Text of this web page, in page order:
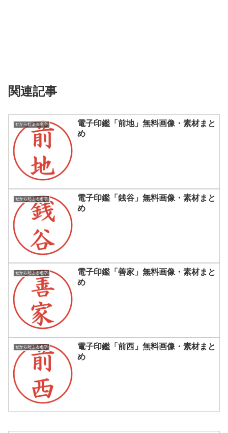
関連記事
ぜから始まる名字
電子印鑑「前地」無料画像・素材まと
め
ぜから始まる名字
電子印鑑「銭谷」無料画像・素材まと
め
ぜから始まる名字
電子印鑑「善家」無料画像・素材まと
め
ぜから始まる名字
電子印鑑「前西」無料画像・素材まと
め